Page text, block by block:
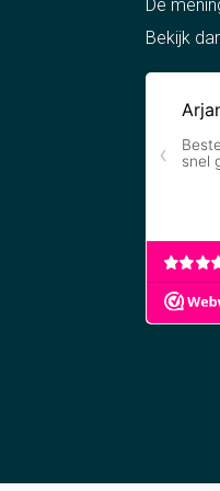
De
Bekijk